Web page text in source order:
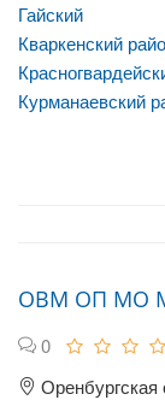
Гайский
Кваркенский
Курманаевский
ОВМ ОП МО
0